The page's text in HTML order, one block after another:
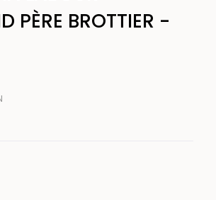
PÈRE BROTTIER -